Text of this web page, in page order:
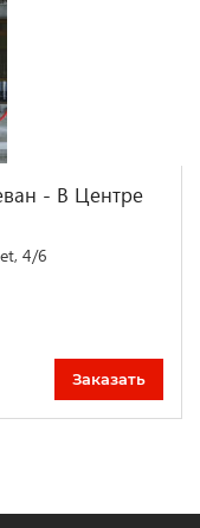
- В Центре
4/6
Заказать